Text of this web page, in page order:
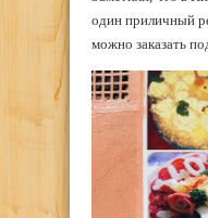
один приличный
можно заказать